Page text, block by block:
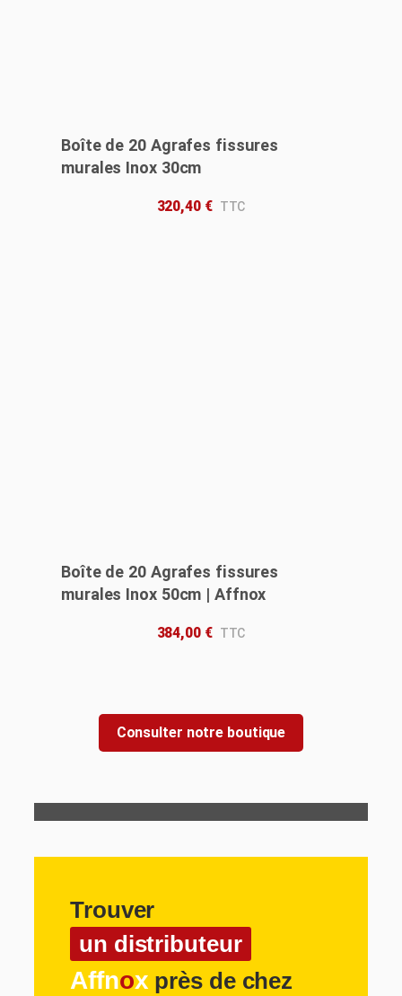
Boîte de 20 Agrafes fissures
murales Inox 30cm
320,40 €
Boîte de 20 Agrafes fissures
murales Inox 50cm | Affnox
384,00 €
Consulter notre boutique
Trouver
un distributeur
Affnox près de chez